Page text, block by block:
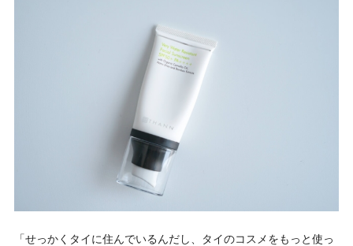
「せっかくタイに住んでいるんだし、タイのコスメをもっと使っ